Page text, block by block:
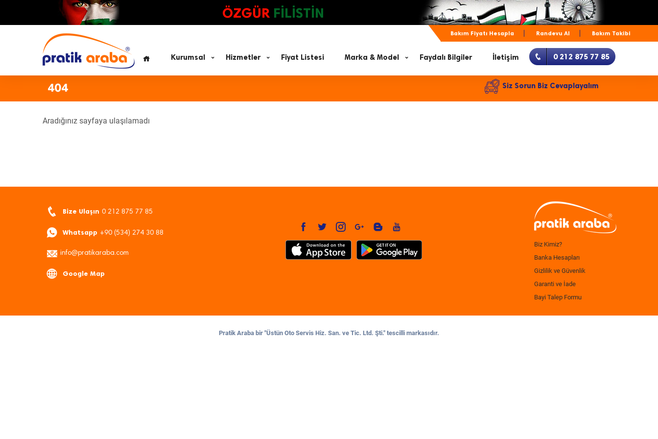
ÖZGÜR FİLİSTİN
Bakım Fiyatı Hesapla Randevu Al Bakım Takibi
Kurumsal Hizmetler Fiyat Listesi Marka & Model Faydalı Bilgiler İletişim 0 212 875 77 85
404 Siz Sorun Biz Cevaplayalım
Aradığınız sayfaya ulaşılamadı
Bize Ulaşın 0 212 875 77 85
Whatsapp +90 (534) 274 30 88
info@pratikaraba.com
Google Map
Biz Kimiz?
Banka Hesapları
Gizlilik ve Güvenlik
Garanti ve İade
Bayi Talep Formu
Pratik Araba bir "Üstün Oto Servis Hiz. San. ve Tic. Ltd. Şti." tescilli markasıdır.